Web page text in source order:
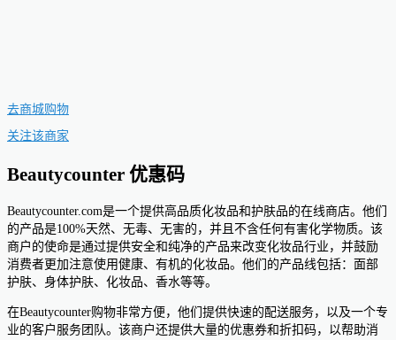
去商城购物
关注该商家
Beautycounter 优惠码
Beautycounter.com是一个提供高品质化妆品和护肤品的在线商店。他们
的产品是100%天然、无毒、无害的，并且不含任何有害化学物质。该
商户的使命是通过提供安全和纯净的产品来改变化妆品行业，并鼓励
消费者更加注意使用健康、有机的化妆品。他们的产品线包括：面部
护肤、身体护肤、化妆品、香水等等。
在Beautycounter购物非常方便，他们提供快速的配送服务，以及一个专
业的客户服务团队。该商户还提供大量的优惠券和折扣码，以帮助消